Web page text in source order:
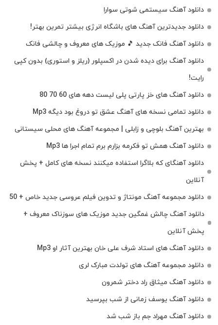
دانلود آهنگ سیستمی شوتی سوارا
دانلود جدیدترین آهنگ‌ های باشگاه انرژی بیشتر تمرین بهتر!
دانلود آهنگ فانک جدید 🎵 موزیک‌ های معروف و چالشی فانک
دانلود آهنگ برای دیده شدن در اکسپلور (ریلز و استوری) بدون کپی
رایت!
دانلود آهنگ های خز پارتی پلی لیست دهه های 60 70 80
دانلود تمامی نسخه های آهنگ عشق تو دروغ بود دیگه Mp3
بهترین آهنگ بلوچی و زابلی | مجموعه آهنگ‌ های محلی سیستانی
دانلود آهنگ همش تو فکرمه بزارم برم تمام اجرا ها Mp3
دانلود آهنگای که بلاگرا استفاده میکنند نسخه های کامل + پخش
آنلاین
دانلود مجموعه آهنگ مونتاژ و تدوین فیلم عروسی جدید خاص + 50
دانلود آهنگ چالش غمگین جدید موزیک های سوزناک معروف +
پخش آنلاین
دانلود آهنگ های استاد شرف علی خان بهترین آثار او Mp3
دانلود مجموعه آهنگ های تولدت مبارک لری
دانلود آهنگ میثاق راد دختر شمرون
دانلود آهنگ یوسف زمانی از شب بپرسید
دانلود آهنگ مهراد جم باز شب شد